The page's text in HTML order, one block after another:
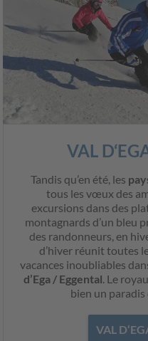
VAL
Tandis qu’en été, les
tous les vœux des
excursions dans des
montagnards d’un bleu
des randonneurs, en
d’hiver réunit toutes
vacances inoubliables
d’Ega / Eggental. Le
bien un paradis
VAL